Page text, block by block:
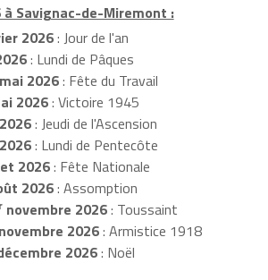
à Savignac-de-Miremont :
2026: Jour de l'an
: Lundi de Pâques
mai 2026: Fête du Travail
2026: Victoire 1945
: Jeudi de l'Ascension
: Lundi de Pentecôte
2026: Fête Nationale
2026: Assomption
novembre 2026: Toussaint
2026: Armistice 1918
2026: Noël